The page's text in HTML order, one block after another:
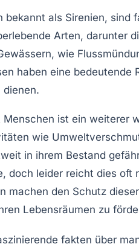
bekannt als Sirenien, sind
Arten, darunter
wie
haben eine bedeutende
dienen.
Menschen ist ein weiterer
wie
in ihrem Bestand
doch leider reicht dies
machen den Schutz
Lebensräumen zu